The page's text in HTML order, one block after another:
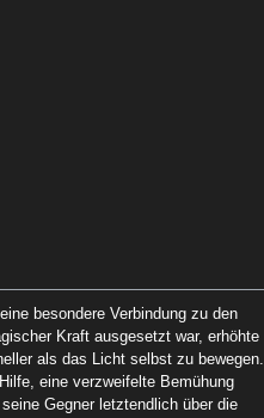
besondere Verbindung zu den
Kraft ausgesetzt war, erhöhte
als das Licht selbst zu bewegen.
eine verzweifelte Bemühung
Gegner letztendlich über die